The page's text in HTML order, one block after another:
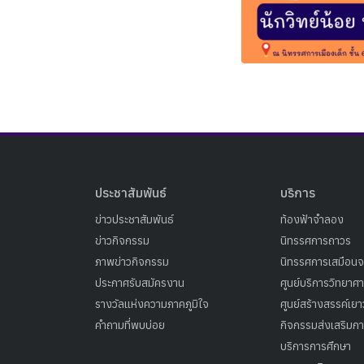
ประชาสัมพันธ์
ข่าวประชาสัมพันธ์
ข่าวกิจกรรม
ภาพข่าวกิจกรรม
ประกาศรับสมัครงาน
รางวัลแห่งความภาคภูมิใจ
คำถามที่พบบ่อย
บริการ
ท้องฟ้าจำลอง
นิทรรศการถาวร
นิทรรศการเสมือน
ศูนย์บริการวิทยาศ
ศูนย์สร้างสรรค์เย
กิจกรรมส่งเสริมก
บริการการศึกษา